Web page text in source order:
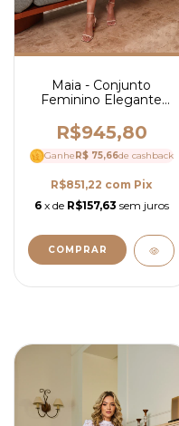
Maia - Conjunto
Feminino Elegante
Saia Mídi Evasê e
Blusa com Cinto- Ref
4183
R$945,80
Ganhe R$ 75,66de cashback
R$851,22 com Pix
6 x de R$157,63 sem juros
COMPRAR